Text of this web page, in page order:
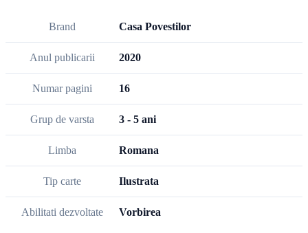
Brand Casa Povestilor
Anul publicarii 2020
Numar pagini 16
Grup de varsta 3 - 5 ani
Limba Romana
Tip carte Ilustrata
Abilitati dezvoltate Vorbirea